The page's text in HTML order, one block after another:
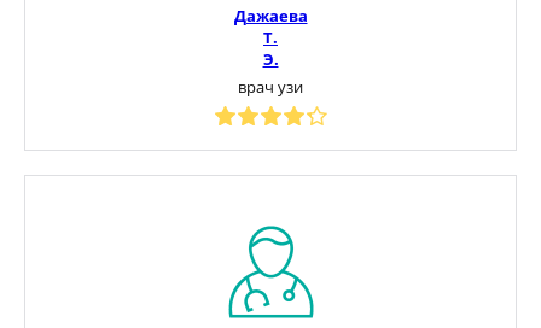
Дажаева
Т.
Э.
врач узи